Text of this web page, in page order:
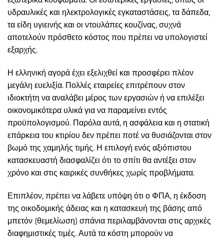
υδραυλικές και ηλεκτρολογικές εγκαταστάσεις, τα δάπεδα,
τα είδη υγιεινής και οι ντουλάπες κουζίνας, συχνά
αποτελούν πρόσθετο κόστος που πρέπει να υπολογιστεί
εξαρχής.
Η ελληνική αγορά έχει εξελιχθεί και προσφέρει πλέον
μεγάλη ευελιξία. Πολλές εταιρείες επιτρέπουν στον
ιδιοκτήτη να αναλάβει μέρος των εργασιών ή να επιλέξει
οικονομικότερα υλικά για να παραμείνει εντός
προϋπολογισμού. Παρόλα αυτά, η ασφάλεια και η στατική
επάρκεια του κτιρίου δεν πρέπει ποτέ να θυσιάζονται στον
βωμό της χαμηλής τιμής. Η επιλογή ενός αξιόπιστου
κατασκευαστή διασφαλίζει ότι το σπίτι θα αντέξει στον
χρόνο και στις καιρικές συνθήκες χωρίς προβλήματα.
Επιπλέον, πρέπει να λάβετε υπόψη ότι ο ΦΠΑ, η έκδοση
της οικοδομικής άδειας και η κατασκευή της βάσης από
μπετόν (θεμελίωση) σπάνια περιλαμβάνονται στις αρχικές
διαφημιστικές τιμές. Αυτά τα κόστη μπορούν να